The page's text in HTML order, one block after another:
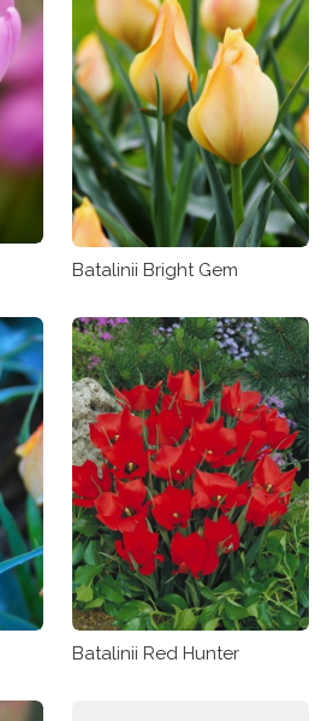
Batalinii Bright Gem
Batalinii Red Hunter